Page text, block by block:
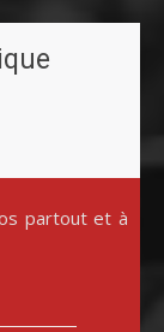
partout et à